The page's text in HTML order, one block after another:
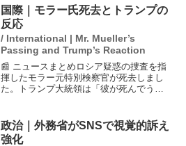
結果となりました。また、大谷翔平選手
は今季2...
国際｜モラー氏死去とトランプの
反応
/ International | Mr. Mueller’s
Passing and Trump’s Reaction
📰 ニュースまとめロシア疑惑の捜査を指
揮したモラー元特別検察官が死去しまし
た。トランプ大統領は「彼が死んでうれ
権の政治的背景や捜査がもたらした影響
を示唆しており、アメリ...
政治｜外務省がSNSで視覚的訴え
強化